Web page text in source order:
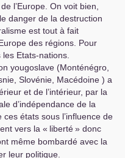
l’Europe. On voit bien,
danger de la destruction
est tout à fait
des régions. Pour
Etats-nations.
yougoslave (Monténégro,
Slovénie, Macédoine ) a
et de l’intérieur, par la
d’indépendance de la
états sous l’influence de
vers la « liberté» donc
même bombardé avec la
leur politique.